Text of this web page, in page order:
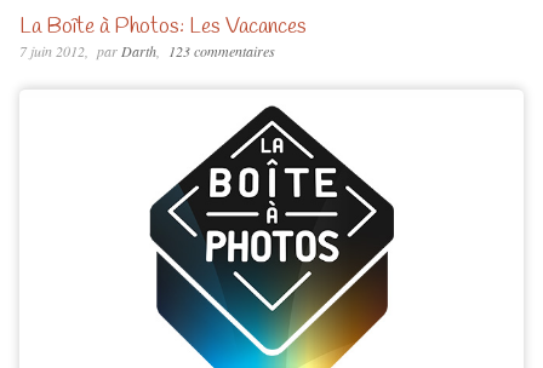
La Boîte à Photos: Les Vacances
7 juin 2012 par Darth 123 commentaires